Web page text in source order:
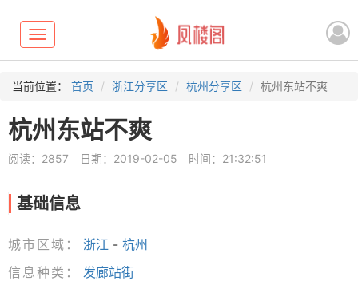
Toggle
navigation
当前位置： 首页 浙江分享区 杭州分享区 杭州东站不爽
杭州东站不爽
阅读：2857 日期：2019-02-05 时间：21:32:51
基础信息
城市区域： 浙江 - 杭州
信息种类：
发廊站街